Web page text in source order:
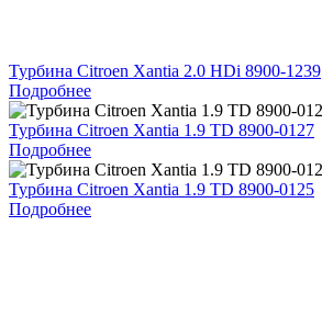
Турбина Citroen Xantia 2.0 HDi 8900-1239
Подробнее
Турбина Citroen Xantia 1.9 TD 8900-0127
Подробнее
Турбина Citroen Xantia 1.9 TD 8900-0125
Подробнее